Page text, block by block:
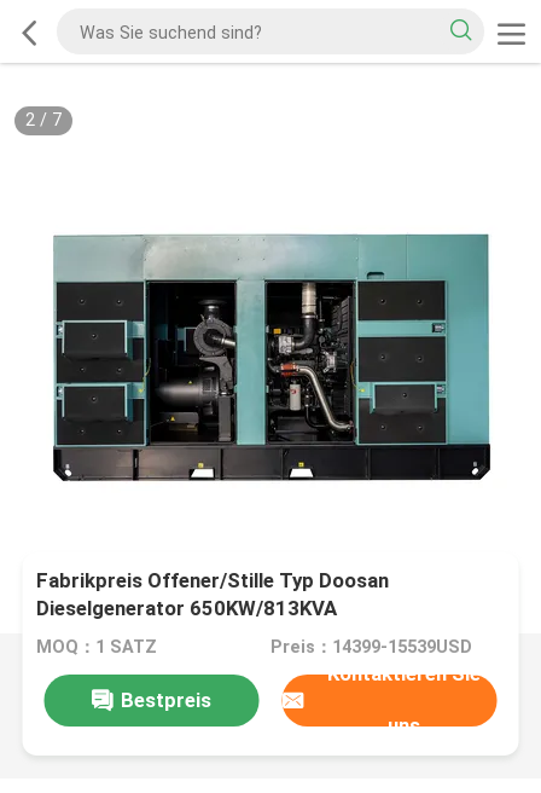
2/ 7
Fabrikpreis Offener/Stille Typ Doosan
Dieselgenerator 650KW/813KVA
Stromversorgung Wasserkühlung
MOQ：1 SATZ Preis：14399-15539USD
Bestpreis
Kontaktieren Sie
uns